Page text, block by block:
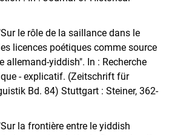
le rôle de la saillance dans le
licences poétiques comme source
yiddish". In : Recherche
- explicatif. (Zeitschrift für
Bd. 84) Stuttgart : Steiner, 362-
la frontière entre le yiddish